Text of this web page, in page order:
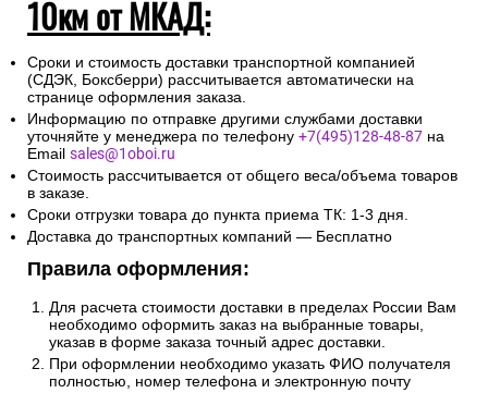
10км от МКАД:
Сроки и стоимость доставки транспортной компанией
(СДЭК, Боксберри) рассчитывается автоматически на
странице оформления заказа.
Информацию по отправке другими службами доставки
уточняйте у менеджера по телефону +7(495)128-48-87 на
Email sales@1oboi.ru
Стоимость рассчитывается от общего веса/объема товаров
в заказе.
Сроки отгрузки товара до пункта приема ТК: 1-3 дня.
Доставка до транспортных компаний — Бесплатно
Правила оформления:
Для расчета стоимости доставки в пределах России Вам
необходимо оформить заказ на выбранные товары,
указав в форме заказа точный адрес доставки.
При оформлении необходимо указать ФИО получателя
полностью, номер телефона и электронную почту